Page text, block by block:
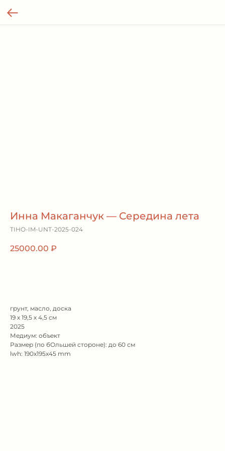
Инна Макаганчук — Середина лета
TIHO-IM-UNT-2025-024
25000.00 ₽
грунт, масло, доска
19 х 19,5 х 4,5 см
2025
Медиум: объект
Размер (по бОльшей стороне): до 60 см
lwh: 190x195x45 mm